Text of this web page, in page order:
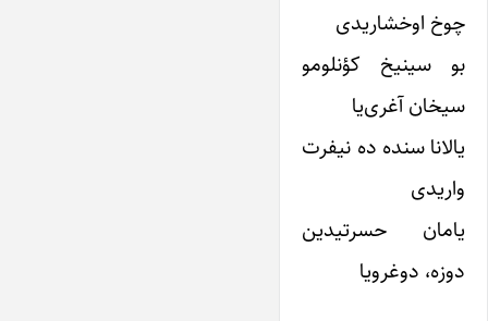
چوخ اوخشاریدی
بو سینیخ کؤنلومو
سیخان آغری‌یا
یالانا سنده ده نیفرت
واریدی
یامان حسرتیدین
دوزه، دوغرویا